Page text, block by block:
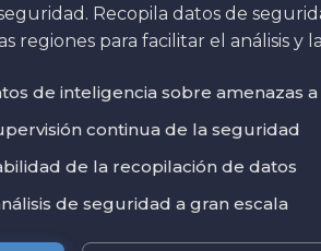
Recopila datos de
regiones para facilitar el análisis y
de inteligencia sobre amenazas
continua de la seguridad
de la recopilación de datos
de seguridad a gran escala